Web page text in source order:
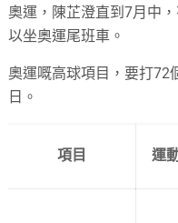
奧運，陳芷澄直到7月中
以坐奧運尾班車。
奧運嘅高球項目，要打72
日。
項目 運